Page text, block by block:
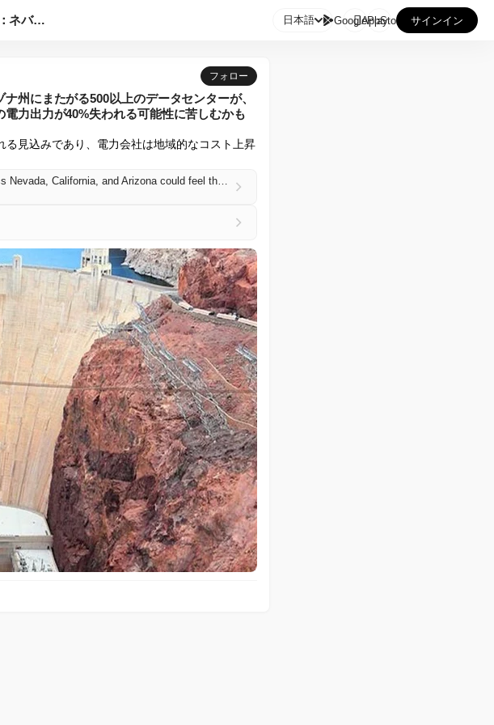
「前例のない干ばつ状況」：ネバダ州、カリフォルニア州、アリゾ... 日本語 GooglePlay
AppStore サインイン
フォロー
州にまたがる500以上のデータセンターが、
力出力が40%失われる可能性に苦しむかも
見込みであり、電力会社は地域的なコスト上昇
'Unprecedented drought conditions': More than 500 data centers across Nevada, California, and Arizona could feel the pinch as the iconic Hoover Dam potentially loses 40% of its power output because of poor rainfall and abnormally low snowpack numbers